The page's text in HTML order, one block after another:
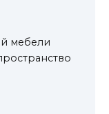
мебели